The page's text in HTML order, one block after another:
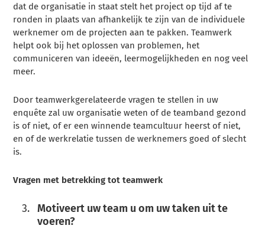
dat de organisatie in staat stelt het project op tijd af te
ronden in plaats van afhankelijk te zijn van de individuele
werknemer om de projecten aan te pakken. Teamwerk
helpt ook bij het oplossen van problemen, het
communiceren van ideeën, leermogelijkheden en nog veel
meer.
Door teamwerkgerelateerde vragen te stellen in uw
enquête zal uw organisatie weten of de teamband gezond
is of niet, of er een winnende teamcultuur heerst of niet,
en of de werkrelatie tussen de werknemers goed of slecht
is.
Vragen met betrekking tot teamwerk
Motiveert uw team u om uw taken uit te
voeren?